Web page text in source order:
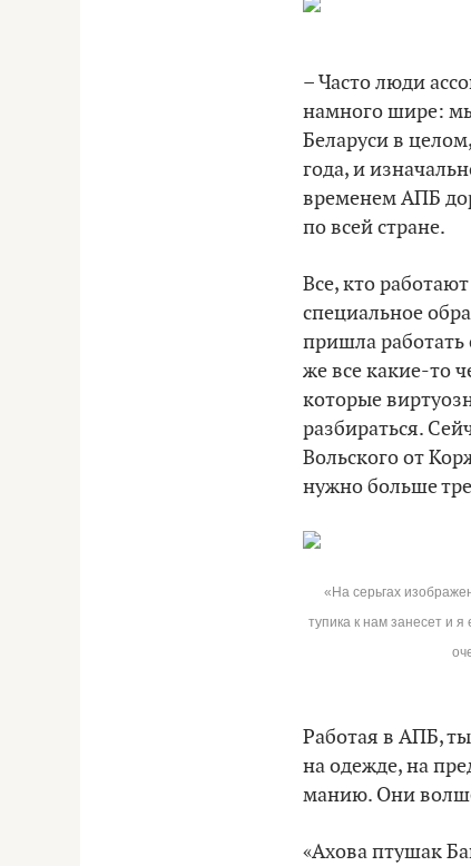
– Часто люди
намного шире:
Беларуси в
года, и
временем АПБ
по всей стране.
Все, кто
специальное
пришла работать
же все какие-то
которые
разбираться.
Вольского от
нужно больше
«На серьгах
тупика к нам занесет и
Работая в АПБ,
на одежде, на
манию. Они
«Ахова птушак